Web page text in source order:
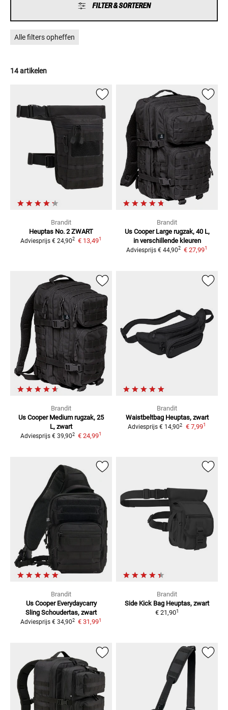
FILTER & SORTEREN
Alle filters opheffen
14 artikelen
Brandit
Heuptas No. 2 ZWART
Adviesprijs € 24,902 € 13,491
Brandit
Us Cooper Large rugzak, 40 L,
in verschillende kleuren
Adviesprijs € 44,902 € 27,991
Brandit
Us Cooper Medium rugzak, 25
L, zwart
Adviesprijs € 39,902 € 24,991
Brandit
Waistbeltbag Heuptas, zwart
Adviesprijs € 14,902 € 7,991
Brandit
Us Cooper Everydaycarry
Sling Schoudertas, zwart
Adviesprijs € 34,902 € 31,991
Brandit
Side Kick Bag Heuptas, zwart
€ 21,901